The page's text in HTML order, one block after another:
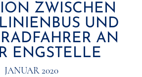
ZWISCHEN
UND
AN
ENGSTELLE
JANUAR 2020